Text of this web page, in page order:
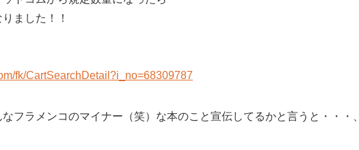
ました！！
fk/CartSearchDetail?i_no=68309787
フラメンコのマイナー（笑）な本のこと宣伝してるかと言うと・・・、